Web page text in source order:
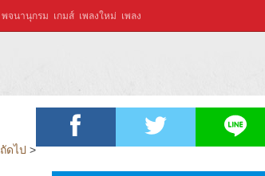
พจนานุกรม เกมส์ เพลงใหม่ เพลง
ถัดไป >